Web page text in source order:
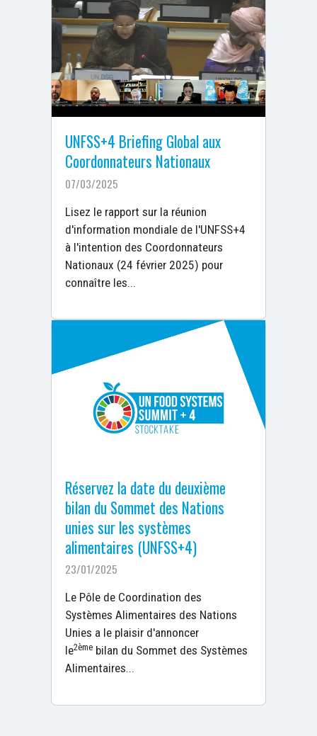
UNFSS+4 Briefing Global aux
Coordonnateurs Nationaux
07/03/2025
Lisez le rapport sur la réunion
d'information mondiale de l'UNFSS+4
à l'intention des Coordonnateurs
Nationaux (24 février 2025) pour
connaître les...
Réservez la date du deuxième
bilan du Sommet des Nations
unies sur les systèmes
alimentaires (UNFSS+4)
23/01/2025
Le Pôle de Coordination des
Systèmes Alimentaires des Nations
Unies a le plaisir d'annoncer
le2ème bilan du Sommet des Systèmes
Alimentaires...